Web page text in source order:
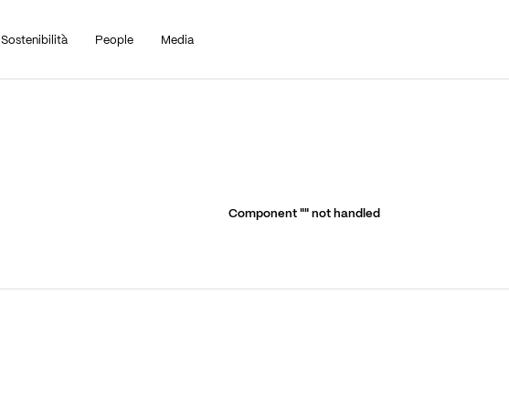
Sostenibilità People Media
Component "" not handled